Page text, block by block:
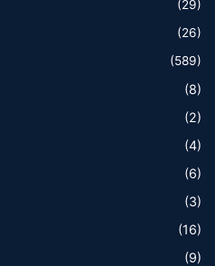
(29)
(26)
(589)
(8)
(2)
(4)
(6)
(3)
(16)
(9)